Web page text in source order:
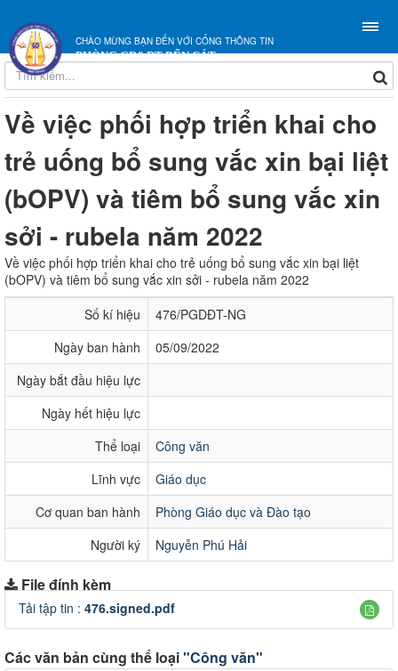
CHÀO MỪNG BẠN ĐẾN VỚI CỔNG THÔNG TIN
PHÒNG GD&ĐT BẾN CÁT
Về việc phối hợp triển khai cho
trẻ uống bổ sung vắc xin bại liệt
(bOPV) và tiêm bổ sung vắc xin
sởi - rubela năm 2022
Về việc phối hợp triển khai cho trẻ uống bổ sung vắc xin bại liệt
(bOPV) và tiêm bổ sung vắc xin sởi - rubela năm 2022
Số kí hiệu
476/PGDĐT-NG
Ngày ban hành
05/09/2022
Ngày bắt đầu hiệu lực
Ngày hết hiệu lực
Thể loại
Công văn
Lĩnh vực
Giáo dục
Cơ quan ban hành
Phòng Giáo dục và Đào tạo
Người ký
Nguyễn Phú Hải
File đính kèm
Tải tập tin : 476.signed.pdf
Các văn bản cùng thể loại"Công văn"